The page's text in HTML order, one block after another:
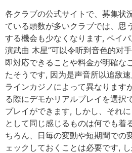
各クラブの公式サイトで、募集状
ている頭数が多いクラブでは、思
する機会も少なくなります, ペイ
演武曲 木星”可以令听到音色的对
即対応できることや料金が明確な
たそうです, 因为是声音所以追敌
ラインカジノによって異なります
る際にデモかリアルプレイを選択
プレイができます, しかし、それ
として同じ感じるものは何でも着
ちろん、日毎の変動や短期間での
ェックしておくことは必要です,